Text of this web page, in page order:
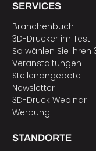
SERVICES
Branchenbuch
3D-Drucker im Test
So wählen Sie Ihren
Veranstaltungen
Stellenangebote
Newsletter
3D-Druck Webinar
Werbung
STANDORTE